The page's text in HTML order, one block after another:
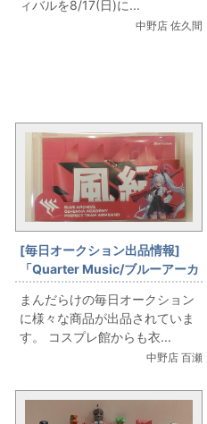
ィバルを8/17(日)に...
中野店 佐久間
[毎日オークション出品情報]
「Quarter Music/ブルーアーカ
イブ-Blue Arcive-/ゲヘナ学園
風紀委員会腕章」を出品してい
ます
まんだらけの毎日オークション
に様々な商品が出品されていま
す。 コスプレ館からも衣...
中野店 百瀬